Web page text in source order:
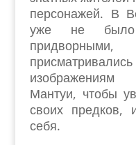
персонажей. В
уже не
изображениям
Мантуи, чтобы
своих предков,
себя.